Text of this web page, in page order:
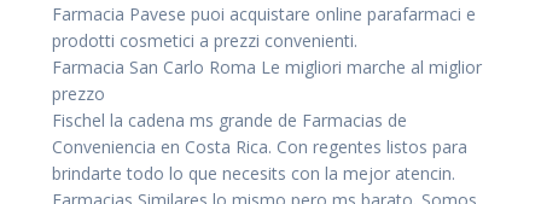
Farmacia Pavese puoi acquistare online parafarmaci e
prodotti cosmetici a prezzi convenienti.
Farmacia San Carlo Roma Le migliori marche al miglior
prezzo
Fischel la cadena ms grande de Farmacias de
Conveniencia en Costa Rica. Con regentes listos para
brindarte todo lo que necesits con la mejor atencin.
Farmacias Similares lo mismo pero ms barato. Somos